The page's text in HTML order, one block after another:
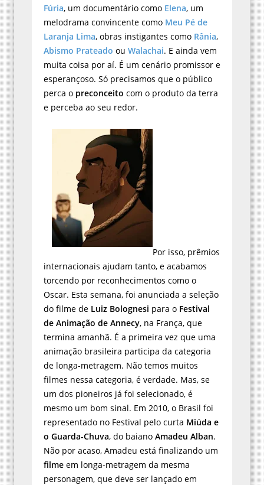
Fúria, um documentário como Elena, um
melodrama convincente como Meu Pé de
Laranja Lima, obras instigantes como Rânia,
Abismo Prateado ou Walachai. E ainda vem
muita coisa por aí. É um cenário promissor e
esperançoso. Só precisamos que o público
perca o preconceito com o produto da terra
e perceba ao seu redor.
Por isso, prêmios
internacionais ajudam tanto, e acabamos
torcendo por reconhecimentos como o
Oscar. Esta semana, foi anunciada a seleção
do filme de Luiz Bolognesi para o Festival
de Animação de Annecy, na França, que
termina amanhã. É a primeira vez que uma
animação brasileira participa da categoria
de longa-metragem. Não temos muitos
filmes nessa categoria, é verdade. Mas, se
um dos pioneiros já foi selecionado, é
mesmo um bom sinal. Em 2010, o Brasil foi
representado no Festival pelo curta Miúda e
o Guarda-Chuva, do baiano Amadeu Alban.
Não por acaso, Amadeu está finalizando um
filme em longa-metragem da mesma
personagem, que deve ser lançado em